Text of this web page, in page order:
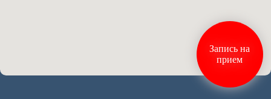
Запись на
прием